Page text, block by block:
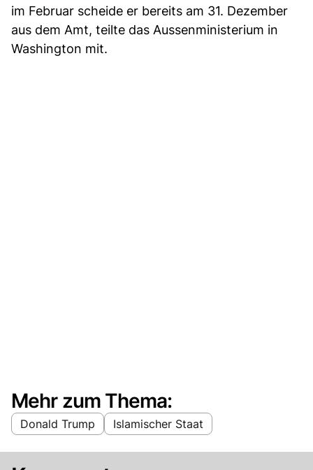
im Februar scheide er bereits am 31. Dezember
aus dem Amt, teilte das Aussenministerium in
Washington mit.
Mehr zum Thema:
Donald Trump Islamischer Staat